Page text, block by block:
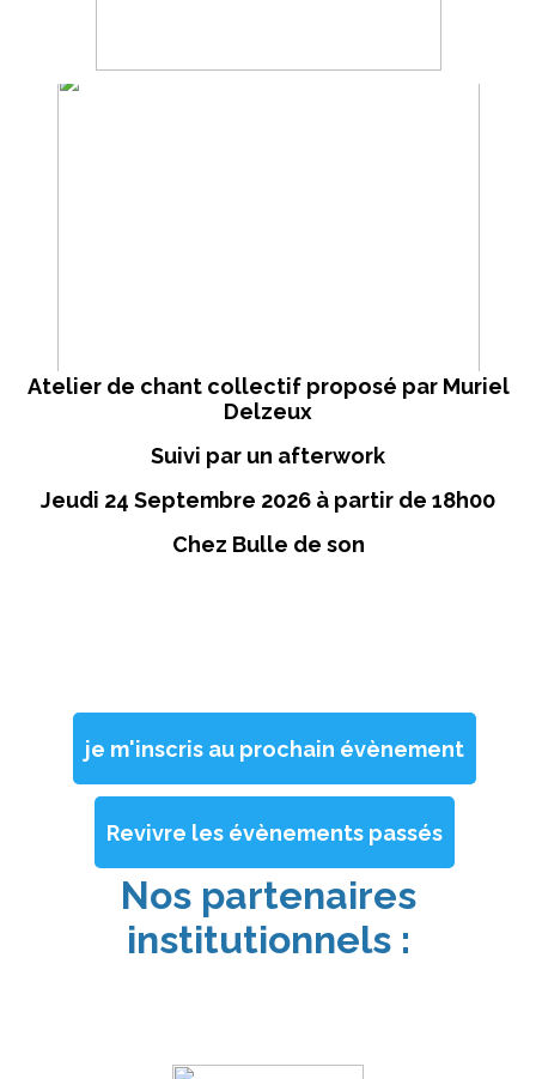
Atelier de chant collectif proposé par Muriel
Delzeux
Suivi par un afterwork
Jeudi 24 Septembre 2026 à partir de 18h00
Chez Bulle de son
je m'inscris au prochain évènement
Revivre les évènements passés
Nos partenaires
institutionnels :